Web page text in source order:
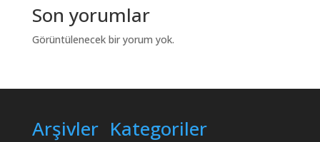
Son yorumlar
Görüntülenecek bir yorum yok.
Arşivler Kategoriler